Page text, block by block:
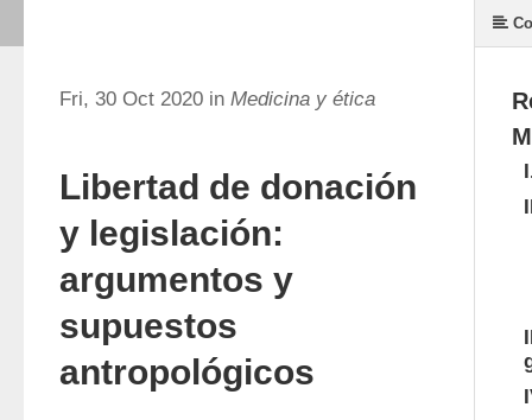
Fri, 30 Oct 2020 in Medicina y ética
Libertad de donación
y legislación:
argumentos y
supuestos
antropológicos